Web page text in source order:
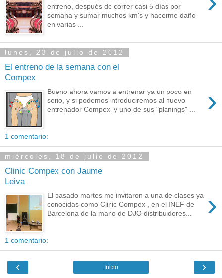
entreno, después de correr casi 5 días por
semana y sumar muchos km's y hacerme daño
en varias ...
lunes, 23 de julio de 2012
El entreno de la semana con el
Compex
›
Bueno ahora vamos a entrenar ya un poco en
serio, y si podemos introduciremos al nuevo
entrenador Compex, y uno de sus "planings" ...
1 comentario:
miércoles, 18 de julio de 2012
Clinic Compex con Jaume
Leiva
›
El pasado martes me invitaron a una de clases ya
conocidas como Clinic Compex , en el INEF de
Barcelona de la mano de DJO distribuidores...
1 comentario:
‹ ›
Inicio